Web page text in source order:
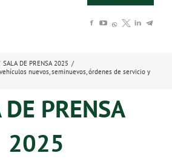
SALA DE PRENSA 2025 /
nuevos, seminuevos, órdenes de servicio y
PRENSA
2025